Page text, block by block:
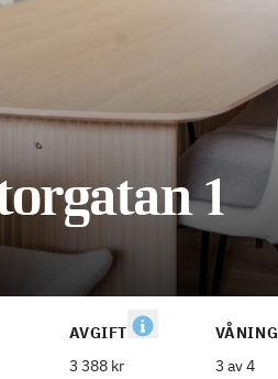
1
AVGIFT
3 388 kr
VÅNING
3 av 4